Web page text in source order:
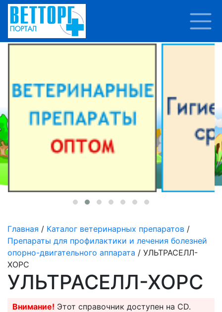
Главная / Каталог ветеринарных препаратов /
Препараты для профилактики и лечения болезней
опорно-двигательного аппарата / УЛЬТРАСЕЛЛ-
ХОРС
УЛЬТРАСЕЛЛ-ХОРС
Внимание! Этот справочник доступен на CD.